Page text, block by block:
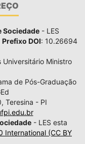
Sociedade - LES
Prefixo DOI: 10.26694
Universitário Ministro
de Pós-Graduação
Teresina - PI
- LES esta
International (CC BY